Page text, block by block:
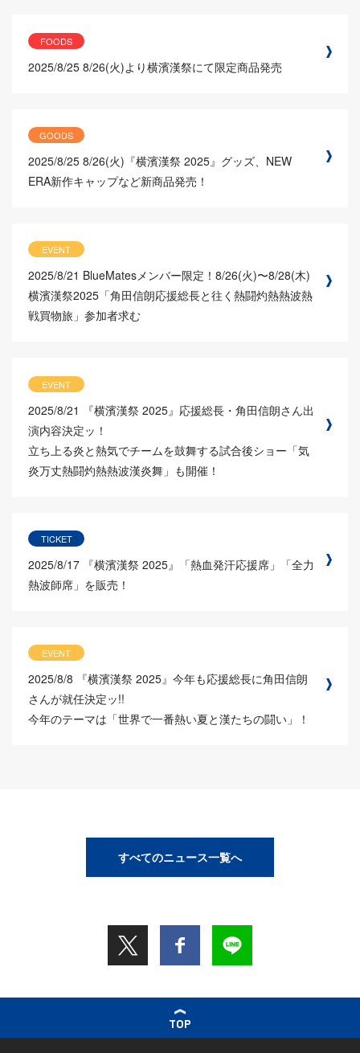
FOODS
2025/8/25 8/26(火)より横濱漢祭にて限定商品発売
GOODS
2025/8/25 8/26(火)『横濱漢祭 2025』グッズ、NEW
ERA新作キャップなど新商品発売！
EVENT
2025/8/21 BlueMatesメンバー限定！8/26(火)〜8/28(木)
横濱漢祭2025「角田信朗応援総長と往く熱闘灼熱熱波熱
戦買物旅」参加者求む
EVENT
2025/8/21
『横濱漢祭 2025』応援総長・角田信朗さん出
演内容決定ッ！
立ち上る炎と熱気でチームを鼓舞する試合後ショー「気
炎万丈熱闘灼熱熱波漢炎舞」も開催！
TICKET
2025/8/17 『横濱漢祭 2025』「熱血発汗応援席」「全力
熱波師席」を販売！
EVENT
2025/8/8
『横濱漢祭 2025』今年も応援総長に角田信朗
さんが就任決定ッ!!
今年のテーマは「世界で一番熱い夏と漢たちの闘い」！
すべてのニュース一覧へ
TOP